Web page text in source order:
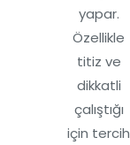
yapar.
Özellikle
titiz ve
dikkatli
çalıştığı
için tercih